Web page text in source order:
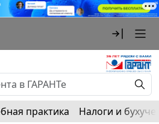
практика Налоги и